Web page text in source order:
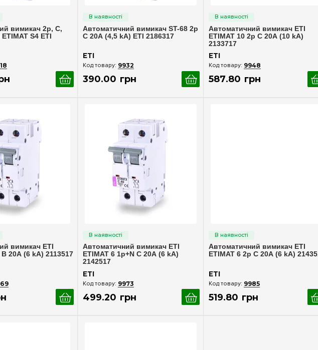
вимикач 2p, C,
S4 ETI
Автоматичний вимикач ST-68 2p
С 20А (4,5 kA) ETI 2186317
ETI
9932
390.00 грн
Автоматичний вимикач ETI
ETIMAT 10 2p C 20А (10 kA)
2133717
ETI
9948
587.80 грн
вимикач ETI
В 20А (6 kA) 2113517
Автоматичний вимикач ETI
ETIMAT 6 1p+N С 20А (6 kA)
2142517
ETI
9973
499.20 грн
Автоматичний вимикач ETI
ETIMAT 6 2p С 20А (6 kA)
ETI
9985
519.80 грн